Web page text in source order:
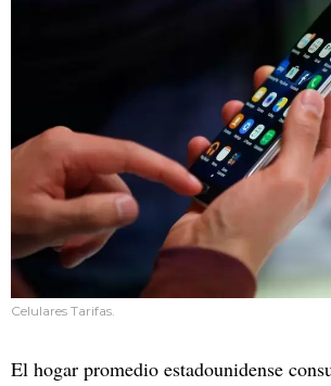
Celulares Tarifas.
El hogar promedio estadounidense